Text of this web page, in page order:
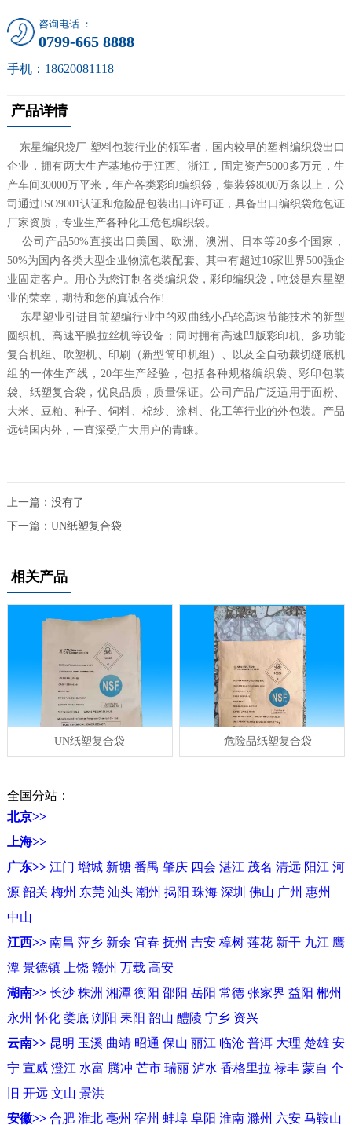
咨询电话 ：
0799-665 8888
手机：18620081118
产品详情
东星编织袋厂-塑料包装行业的领军者，国内较早的塑料编织袋出口
企业，拥有两大生产基地位于江西、浙江，固定资产5000多万元，生
产车间30000万平米，年产各类彩印编织袋，集装袋8000万条以上，公
司通过ISO9001认证和危险品包装出口许可证，具备出口编织袋危包证
厂家资质，专业生产各种化工危包编织袋。
公司产品50%直接出口美国、欧洲、澳洲、日本等20多个国家，
50%为国内各类大型企业物流包装配套、其中有超过10家世界500强企
业固定客户。用心为您订制各类编织袋，彩印编织袋，吨袋是东星塑
业的荣幸，期待和您的真诚合作!
东星塑业引进目前塑编行业中的双曲线小凸轮高速节能技术的新型
圆织机、高速平膜拉丝机等设备；同时拥有高速凹版彩印机、多功能
复合机组、吹塑机、印刷（新型筒印机组）、以及全自动裁切缝底机
组的一体生产线，20年生产经验，包括各种规格编织袋、彩印包装
袋、纸塑复合袋，优良品质，质量保证。公司产品广泛适用于面粉、
大米、豆粕、种子、饲料、棉纱、涂料、化工等行业的外包装。产品
远销国内外，一直深受广大用户的青睐。
上一篇：没有了
下一篇： UN纸塑复合袋
相关产品
UN纸塑复合袋 危险品纸塑复合袋
全国分站：
北京>>
上海>>
广东>> 江门 增城 新塘 番禺 肇庆 四会 湛江 茂名 清远 阳江 河
源 韶关 梅州 东莞 汕头 潮州 揭阳 珠海 深圳 佛山 广州 惠州
中山
江西>> 南昌 萍乡 新余 宜春 抚州 吉安 樟树 莲花 新干 九江 鹰
潭 景德镇 上饶 赣州 万载 高安
湖南>> 长沙 株洲 湘潭 衡阳 邵阳 岳阳 常德 张家界 益阳 郴州
永州 怀化 娄底 浏阳 耒阳 韶山 醴陵 宁乡 资兴
云南>> 昆明 玉溪 曲靖 昭通 保山 丽江 临沧 普洱 大理 楚雄 安
宁 宣威 澄江 水富 腾冲 芒市 瑞丽 泸水 香格里拉 禄丰 蒙自 个
旧 开远 文山 景洪
安徽>> 合肥 淮北 亳州 宿州 蚌埠 阜阳 淮南 滁州 六安 马鞍山